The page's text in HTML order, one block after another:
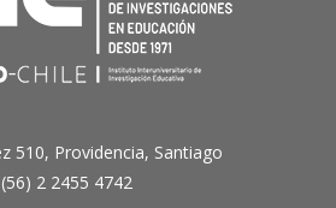
510, Providencia, Santiago
2 2455 4742